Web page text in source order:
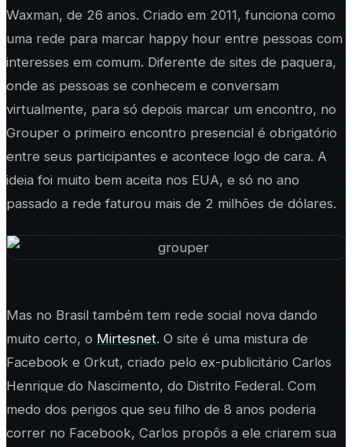
Wax­man, de 26 anos. Criado em 2011, funciona como
uma rede para marcar happy hour entre pessoas com
interesses em comum. Diferente de sites de paquera,
onde as pessoas se conhecem e conversam
virtualmente, para só depois marcar um encontro, no
Grouper o primeiro encontro presencial é obrigatório
entre seus participantes e acontece logo de cara. A
ideia foi muito bem aceita nos EUA, e só no ano
passado a rede faturou mais de 2 milhões de dólares.
Mas no Brasil também tem rede social nova dando
muito certo, o Mirtesnet. O site é uma mistura de
Facebook e Orkut, criado pelo ex-publicitário Carlos
Henrique do Nascimento, do Distrito Federal. Com
medo dos perigos que seu filho de 8 anos poderia
correr no Facebook, Carlos propôs a ele criarem sua